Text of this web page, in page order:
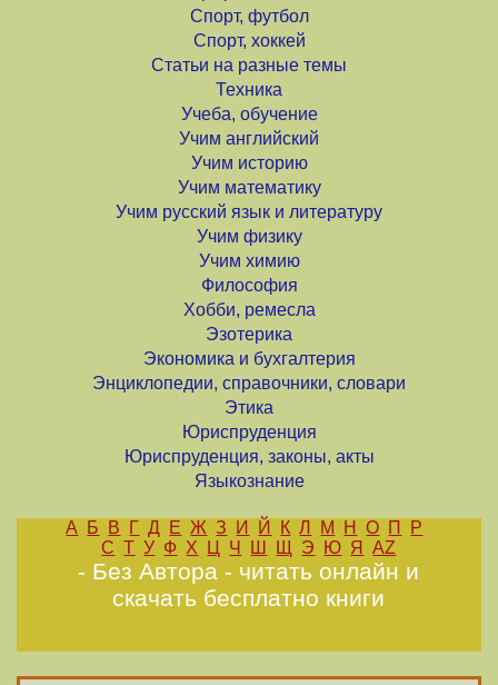
Спорт, футбол
Спорт, хоккей
Статьи на разные темы
Техника
Учеба, обучение
Учим английский
Учим историю
Учим математику
Учим русский язык и литературу
Учим физику
Учим химию
Философия
Хобби, ремесла
Эзотерика
Экономика и бухгалтерия
Энциклопедии, справочники, словари
Этика
Юриспруденция
Юриспруденция, законы, акты
Языкознание
А Б В Г Д Е Ж З И Й К Л М Н О П
Р
С Т У Ф Х Ц Ч Ш Щ Э Ю Я AZ
- Без Автора - читать онлайн и
скачать бесплатно книги